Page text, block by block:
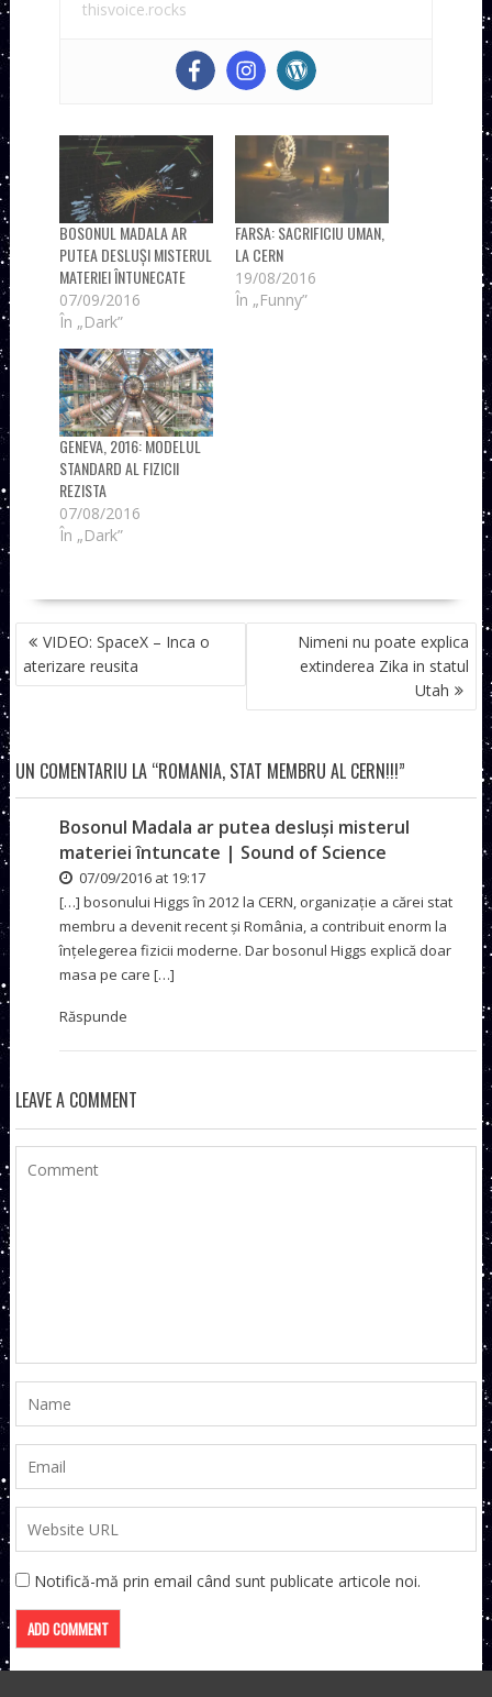
thisvoice.rocks
BOSONUL MADALA AR
PUTEA DESLUȘI MISTERUL
MATERIEI ÎNTUNECATE
07/09/2016
În „Dark”
FARSA: SACRIFICIU UMAN,
LA CERN
19/08/2016
În „Funny”
GENEVA, 2016: MODELUL
STANDARD AL FIZICII
REZISTA
07/08/2016
În „Dark”
NAVIGARE
ÎN
ARTICOLE
VIDEO: SpaceX – Inca o
aterizare reusita
Nimeni nu poate explica
extinderea Zika in statul
Utah
UN COMENTARIU LA “ROMANIA, STAT MEMBRU AL CERN!!!”
Bosonul Madala ar putea desluși misterul
materiei întuncate | Sound of Science
07/09/2016 at 19:17
[…] bosonului Higgs în 2012 la CERN, organizație a cărei stat
membru a devenit recent și România, a contribuit enorm la
înțelegerea fizicii moderne. Dar bosonul Higgs explică doar
masa pe care […]
Răspunde
LEAVE A COMMENT
Notifică-mă prin email când sunt publicate articole noi.